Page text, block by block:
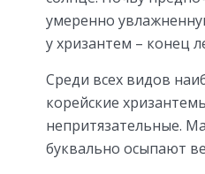
умеренно
у хризантем – конец
Среди всех видов
корейские
непритязательные.
буквально осыпают